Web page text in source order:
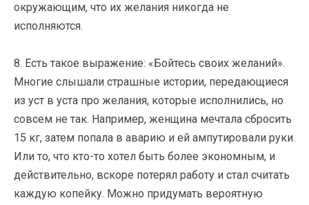
окружающим, что их желания никогда не
исполняются.
8. Есть такое выражение: «Бойтесь своих желаний».
Многие слышали страшные истории, передающиеся
из уст в уста про желания, которые исполнились, но
совсем не так. Например, женщина мечтала сбросить
15 кг, затем попала в аварию и ей ампутировали руки.
Или то, что кто-то хотел быть более экономным, и
действительно, вскоре потерял работу и стал считать
каждую копейку. Можно придумать вероятную